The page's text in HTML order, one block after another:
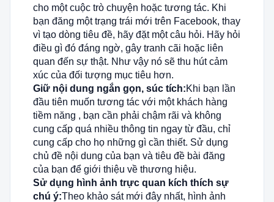
cho một cuộc trò chuyện hoặc tương tác. Khi
bạn đăng một trạng trái mới trên Facebook, thay
vì tạo dòng tiêu đề, hãy đặt một câu hỏi. Hãy hỏi
điều gì đó đáng ngờ, gây tranh cãi hoặc liên
quan đến sự thật. Như vậy nó sẽ thu hút cảm
xúc của đối tượng mục tiêu hơn.
Giữ nội dung ngắn gọn, súc tích:Khi bạn lần
đầu tiên muốn tương tác với một khách hàng
tiềm năng , bạn cần phải chậm rãi và không
cung cấp quá nhiều thông tin ngay từ đầu, chỉ
cung cấp cho họ những gì cần thiết. Sử dụng
chủ đề nội dung của bạn và tiêu đề bài đăng
của bạn để giới thiệu về thương hiệu.
Sử dụng hình ảnh trực quan kích thích sự
chú ý:Theo khảo sát mới đây nhất, hình ảnh